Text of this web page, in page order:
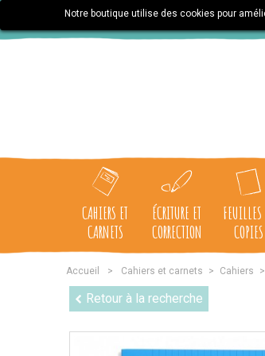
Notre boutique utilise des cookies pour
CAHIERS ET
CARNETS
ÉCRITURE ET
CORRECTION
FEUILLES
COPIES
Accueil > Cahiers et carnets > Cahiers >
Retour à la recherche